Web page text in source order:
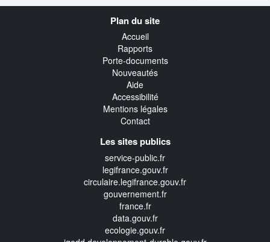
Plan du site
Accueil
Rapports
Porte-documents
Nouveautés
Aide
Accessibilité
Mentions légales
Contact
Les sites publics
service-public.fr
legifrance.gouv.fr
circulaire.legifrance.gouv.fr
gouvernement.fr
france.fr
data.gouv.fr
ecologie.gouv.fr